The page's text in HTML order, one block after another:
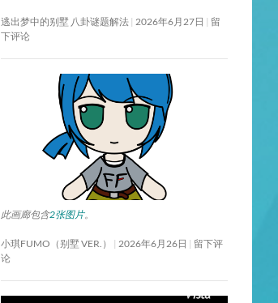
逃出梦中的别墅 八卦谜题解法 2026年6月27日
留
下评论
此画廊包含2张图片。
小琪FUMO（别墅 VER.） 2026年6月26日
留下评
论